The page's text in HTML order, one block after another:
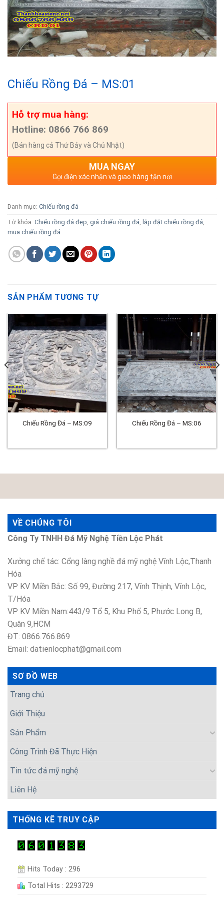
Chiếu Rồng Đá – MS:01
Hỗ trợ mua hàng:
Hotline: 0866 766 869
(Bán hàng cả Thứ Bảy và Chủ Nhật)
MUA NGAY
Gọi điện xác nhận và giao hàng tận nơi
Danh mục: Chiếu rồng đá
Từ khóa: Chiếu rồng đá đẹp giá chiếu rồng đá lắp đặt chiếu rồng đá
mua chiếu rồng đá
SẢN PHẨM TƯƠNG TỰ
Chiếu Rồng Đá – MS:09 Chiếu Rồng Đá – MS:06
VỀ CHÚNG TÔI
Công Ty TNHH Đá Mỹ Nghệ Tiền Lộc Phát
Xưởng chế tác: Cổng làng nghề đá mỹ nghệ Vĩnh Lộc,Thanh
Hóa
VP KV Miền Bắc: Số 99, Đường 217, Vĩnh Thịnh, Vĩnh Lộc,
T/Hóa
VP KV Miền Nam:443/9 Tổ 5, Khu Phố 5, Phước Long B,
Quân 9,HCM
ĐT: 0866.766.869
Email: datienlocphat@gmail.com
SƠ ĐỒ WEB
Trang chủ
Giới Thiệu
Sản Phẩm
Công Trình Đã Thực Hiện
Tin tức đá mỹ nghệ
Liên Hệ
THỐNG KÊ TRUY CẬP
Hits Today : 296
Total Hits : 2293729